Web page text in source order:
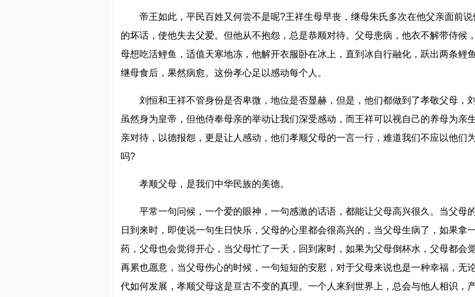
帝王如此，平民百姓又何尝不是呢?王祥生母早丧，继母朱氏多次在他父亲面前说
的坏话，使他失去父爱。但他从不抱怨，总是恭顺对待。父母患病，他衣不解带侍候
母想吃活鲤鱼，适值天寒地冻，他解开衣服卧在冰上，直到冰自行融化，跃出两条鲤鱼
继母食后，果然病愈。这份孝心足以感动每个人。
刘恒和王祥不管身份是否卑微，地位是否显赫，但是，他们都做到了孝敬父母，
虽然身为皇帝，但他侍奉母亲的举动让我们深受感动，而王祥可以视自己的养母为亲
亲对待，以德报怨，更是让人感动，他们孝顺父母的一言一行，难道我们不应以他们
吗?
孝顺父母，是我们中华民族的美德。
平常一句问候，一个爱的眼神，一句感激的话语，都能让父母高兴很久。当父母
日到来时，即使说一句生日快乐，父母的心里都会很高兴的，当父母生病了，如果拿
药，父母也会觉得开心，当父母忙了一天，回到家时，如果为父母倒杯水，父母都会
再累也愿意，当父母伤心的时候，一句短短的安慰，对于父母来说也是一种幸福，无
代如何发展，孝顺父母这是亘古不变的真理。一个人来到世界上，总会与他人相识，